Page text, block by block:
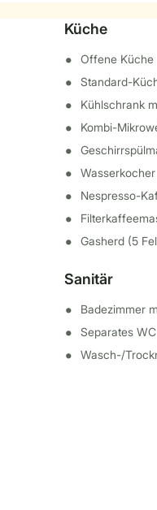
Küche
Offene Küche
Standard-
Kühlschrank
Kombi-
Wasserkocher
Nespresso-
Gasherd (5
Sanitär
Badezimmer
Separates WC
Wasch-/